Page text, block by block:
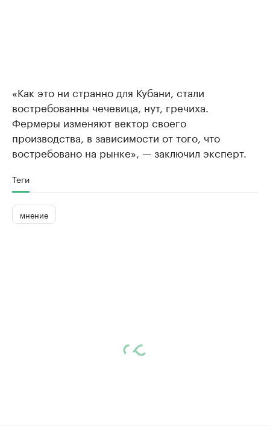
«Как это ни странно для Кубани, стали
востребованны чечевица, нут, гречиха.
Фермеры изменяют вектор своего
производства, в зависимости от того, что
востребовано на рынке», — заключил эксперт.
Теги
мнение